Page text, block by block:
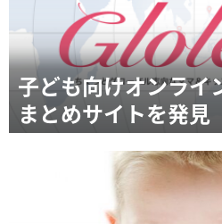
子ども向けオンライ
まとめサイトを発見